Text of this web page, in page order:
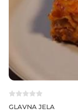
GLAVNA JELA